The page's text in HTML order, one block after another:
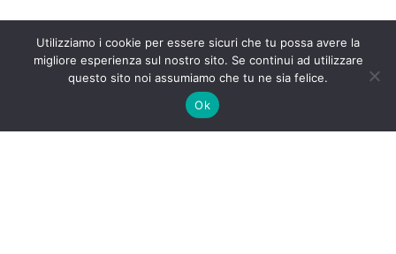
Utilizziamo i cookie per essere sicuri che tu possa avere la
migliore esperienza sul nostro sito. Se continui ad utilizzare
questo sito noi assumiamo che tu ne sia felice.
Ok